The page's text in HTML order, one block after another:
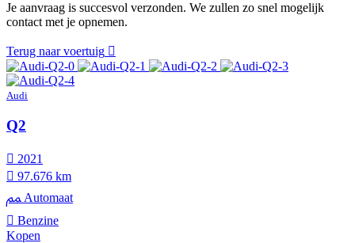
Je aanvraag is succesvol verzonden. We zullen zo snel mogelijk
contact met je opnemen.
Terug naar voertuig
Audi
Q2
2021
97.676 km
Automaat
Benzine
Kopen